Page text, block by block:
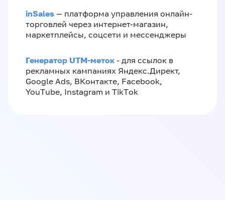
inSales — платформа управления онлайн-
торговлей через интернет-магазин,
маркетплейсы, соцсети и мессенджеры
Генератор UTM-меток - для ссылок в
рекламных кампаниях Яндекс.Директ,
Google Ads, ВКонтакте, Facebook,
YouTube, Instagram и TikTok